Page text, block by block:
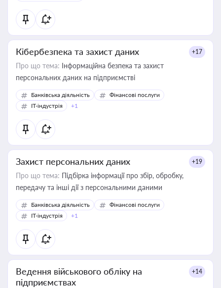
Кібербезпека та захист даних +17
Про що тема: Інформаційна безпека та захист
персональних даних на підприємстві
Банківська діяльність
Фінансові послуги
IT-індустрія
+1
Захист персональних даних +19
Про що тема: Підбірка інформації про збір, обробку,
передачу та інші дії з персональними даними
Банківська діяльність
Фінансові послуги
IT-індустрія
+1
Ведення військового обліку на
підприємствах
+14